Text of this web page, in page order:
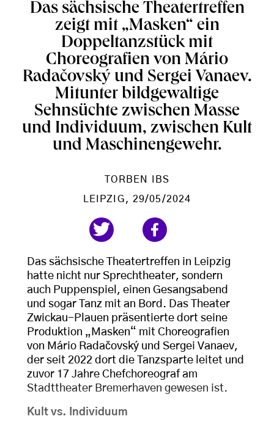
Das sächsische Theatertreffen
zeigt mit „Masken“ ein
Doppeltanzstück mit
Choreografien von Mário
Radačovský und Sergei Vanaev.
Mitunter bildgewaltige
Sehnsüchte zwischen Masse
und Individuum, zwischen Kult
und Maschinengewehr.
TORBEN IBS
LEIPZIG , 29/05/2024
Das sächsische Theatertreffen in Leipzig
hatte nicht nur Sprechtheater, sondern
auch Puppenspiel, einen Gesangsabend
und sogar Tanz mit an Bord. Das Theater
Zwickau-Plauen präsentierte dort seine
Produktion „Masken“ mit Choreografien
von Mário Radačovský und Sergei Vanaev,
der seit 2022 dort die Tanzsparte leitet und
zuvor 17 Jahre Chefchoreograf am
Stadttheater Bremerhaven gewesen ist.
Kult vs. Individuum